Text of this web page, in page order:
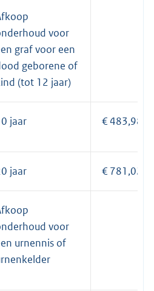
voor
graf voor een
geborene of
(tot 12 jaar)
jaar € 483,98
jaar € 781,02
voor
urnennis of